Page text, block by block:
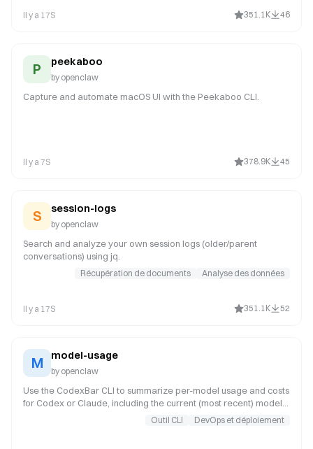
code (use read tool), thread-bound ACP harness requests in
Il y a 17S 351.1K 46
P peekaboo
by openclaw
Capture and automate macOS UI with the Peekaboo CLI.
Il y a 7S 378.9K 45
S session-logs
by openclaw
Search and analyze your own session logs (older/parent
conversations) using jq.
Récupération de documents Analyse des données
Il y a 17S 351.1K 52
M model-usage
by openclaw
Use the CodexBar CLI to summarize per-model usage and costs
for Codex or Claude, including the current (most recent) model
or a complete model breakdown. Trigger this when asked for
model-level usage or cost data from CodexBar, or when you
Outil CLI DevOps et déploiement